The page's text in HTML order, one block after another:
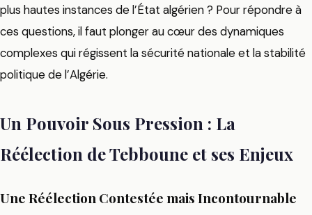
plus hautes instances de l’État algérien ? Pour répondre à
ces questions, il faut plonger au cœur des dynamiques
complexes qui régissent la sécurité nationale et la stabilité
politique de l’Algérie.
Un Pouvoir Sous Pression : La
Réélection de Tebboune et ses Enjeux
Une Réélection Contestée mais Incontournable